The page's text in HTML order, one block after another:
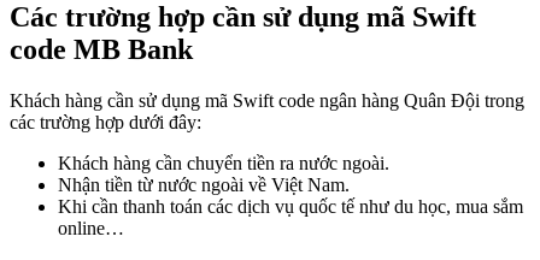
Các trường hợp cần sử dụng mã Swift
code MB Bank
Khách hàng cần sử dụng mã Swift code ngân hàng Quân Đội trong
các trường hợp dưới đây:
Khách hàng cần chuyển tiền ra nước ngoài.
Nhận tiền từ nước ngoài về Việt Nam.
Khi cần thanh toán các dịch vụ quốc tế như du học, mua sắm
online…